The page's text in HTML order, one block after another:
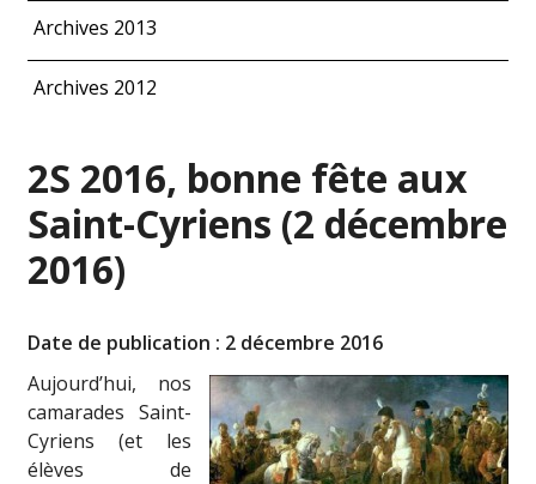
Archives 2013
Archives 2012
2S 2016, bonne fête aux
Saint-Cyriens (2 décembre
2016)
Date de publication : 2 décembre 2016
Aujourd’hui, nos
camarades Saint-
Cyriens (et les
élèves de